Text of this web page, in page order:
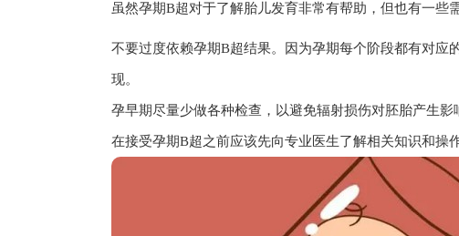
虽然孕期B超对于了解胎儿发育非常有帮助，但也有一些
不要过度依赖孕期B超结果。因为孕期每个阶段都有对应
现。
孕早期尽量少做各种检查，以避免辐射损伤对胚胎产生影
在接受孕期B超之前应该先向专业医生了解相关知识和操